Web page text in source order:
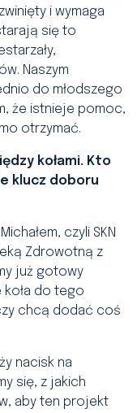
i wymaga
się to
Naszym
do młodszego
że istnieje pomoc,
otrzymać.
kołami. Kto
klucz doboru
czyli SKN
Zdrowotną z
już gotowy
koła do tego
chcą dodać coś
nacisk na
się, z jakich
aby ten projekt